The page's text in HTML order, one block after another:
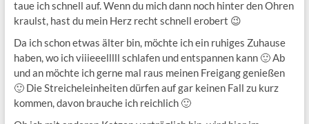
taue ich schnell auf. Wenn du mich dann noch hinter den Ohren
kraulst, hast du mein Herz recht schnell erobert 😉
Da ich schon etwas älter bin, möchte ich ein ruhiges Zuhause
haben, wo ich viiieeelllll schlafen und entspannen kann 🙂 Ab
und an möchte ich gerne mal raus meinen Freigang genießen
🙂 Die Streicheleinheiten dürfen auf gar keinen Fall zu kurz
kommen, davon brauche ich reichlich 🙂